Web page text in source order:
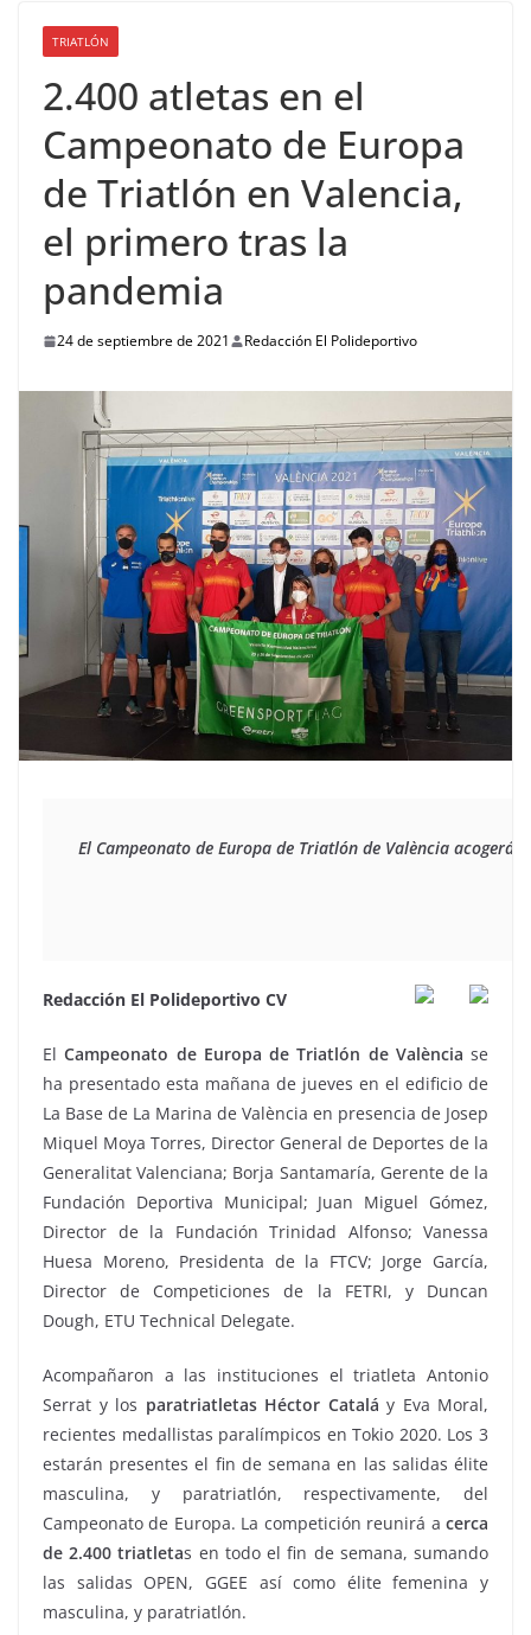
TRIATLÓN
2.400 atletas en el
Campeonato de Europa
de Triatlón en Valencia,
el primero tras la
pandemia
24 de septiembre de 2021 Redacción El Polideportivo
El Campeonato de Europa de Triatlón de València
Redacción El Polideportivo CV
ElCampeonato de Europa de Triatlón de València se
ha presentado esta mañana de jueves en el edificio de
La Base de La Marina de València en presencia de Josep
Miquel Moya Torres, Director General de Deportes de la
Generalitat Valenciana; Borja Santamaría, Gerente de la
Fundación Deportiva Municipal; Juan Miguel Gómez,
Director de la Fundación Trinidad Alfonso; Vanessa
Huesa Moreno, Presidenta de la FTCV; Jorge García,
Director de Competiciones de la FETRI, y Duncan
Dough, ETU Technical Delegate.
Acompañaron a las instituciones el triatleta Antonio
Serrat y los paratriatletas Héctor Catalá y Eva Moral,
recientes medallistas paralímpicos en Tokio 2020. Los 3
estarán presentes el fin de semana en las salidas élite
masculina, y paratriatlón, respectivamente, del
Campeonato de Europa. La competición reunirá a cerca
de 2.400 triatletas en todo el fin de semana, sumando
las salidas OPEN, GGEE así como élite femenina y
masculina, y paratriatlón.